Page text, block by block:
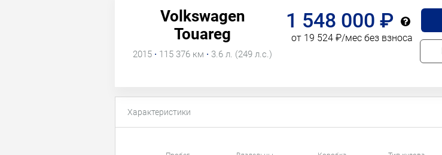
Volkswagen
Touareg
2015 · 115 376 км · 3.6 л. (249 л.с.)
1 548 000 ₽
от 19 524 ₽/мес без взноса
Характеристики